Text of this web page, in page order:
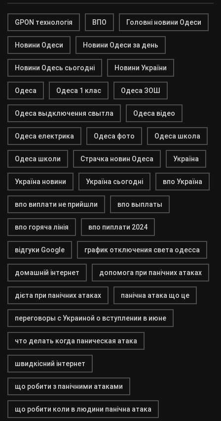
GPON технологія ВПО Головні новини Одеси
Новини Одеси Новини Одеси за день
Новини Одесь сьогодні Новини України
Одеса Одеса 1 клас Одеса ЗОШ
Одеса выдключення свытла Одеса відео
Одеса електрика Одеса фото Одеса школа
Одеса школи Страчка новин Одеса Україна
Україна новини Україна сьогодні впо Україна
впо виплати не прийшли впо выплаты
впо горяча лінія впо пиплати 2024
відгуки Google график отключения света одесса
домашній інтернет допомога при панічних атаках
дієта при панічних атаках панічна атака що це
переговоры с Украиной о вступлении в июне
что делать когда паническая атака
швидкісний інтернет
що робити з панічними атаками
що робити коли в людини панічна атака